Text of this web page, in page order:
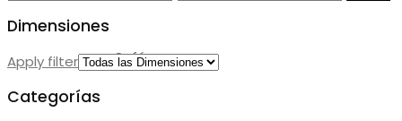
Sofás
Dimensiones
Apply filter
Categorías